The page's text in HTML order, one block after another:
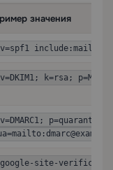
значения
v=spf1
v=DKIM1; k=rsa;
v=DMARC1; p=quarantine;
google-site-